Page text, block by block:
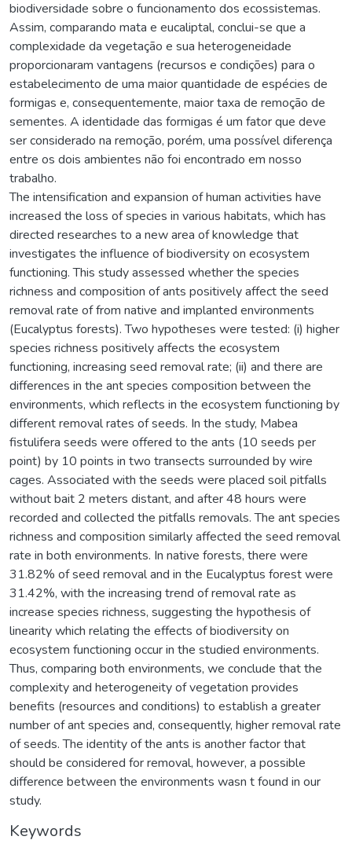
biodiversidade sobre o funcionamento dos ecossistemas.
Assim, comparando mata e eucaliptal, conclui-se que a
complexidade da vegetação e sua heterogeneidade
proporcionaram vantagens (recursos e condições) para o
estabelecimento de uma maior quantidade de espécies de
formigas e, consequentemente, maior taxa de remoção de
sementes. A identidade das formigas é um fator que deve
ser considerado na remoção, porém, uma possível diferença
entre os dois ambientes não foi encontrado em nosso
trabalho.
The intensification and expansion of human activities have
increased the loss of species in various habitats, which has
directed researches to a new area of knowledge that
investigates the influence of biodiversity on ecosystem
functioning. This study assessed whether the species
richness and composition of ants positively affect the seed
removal rate of from native and implanted environments
(Eucalyptus forests). Two hypotheses were tested: (i) higher
species richness positively affects the ecosystem
functioning, increasing seed removal rate; (ii) and there are
differences in the ant species composition between the
environments, which reflects in the ecosystem functioning by
different removal rates of seeds. In the study, Mabea
fistulifera seeds were offered to the ants (10 seeds per
point) by 10 points in two transects surrounded by wire
cages. Associated with the seeds were placed soil pitfalls
without bait 2 meters distant, and after 48 hours were
recorded and collected the pitfalls removals. The ant species
richness and composition similarly affected the seed removal
rate in both environments. In native forests, there were
31.82% of seed removal and in the Eucalyptus forest were
31.42%, with the increasing trend of removal rate as
increase species richness, suggesting the hypothesis of
linearity which relating the effects of biodiversity on
ecosystem functioning occur in the studied environments.
Thus, comparing both environments, we conclude that the
complexity and heterogeneity of vegetation provides
benefits (resources and conditions) to establish a greater
number of ant species and, consequently, higher removal rate
of seeds. The identity of the ants is another factor that
should be considered for removal, however, a possible
difference between the environments wasn t found in our
study.
Keywords